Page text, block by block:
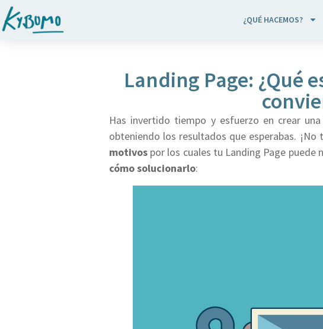
¿QUÉ HACEMOS?
Landing Page: ¿Qué
Has invertido tiempo y esfuerzo en crear una
obteniendo los resultados que esperabas.
motivos por los cuales tu Landing Page
cómo solucionarlo: